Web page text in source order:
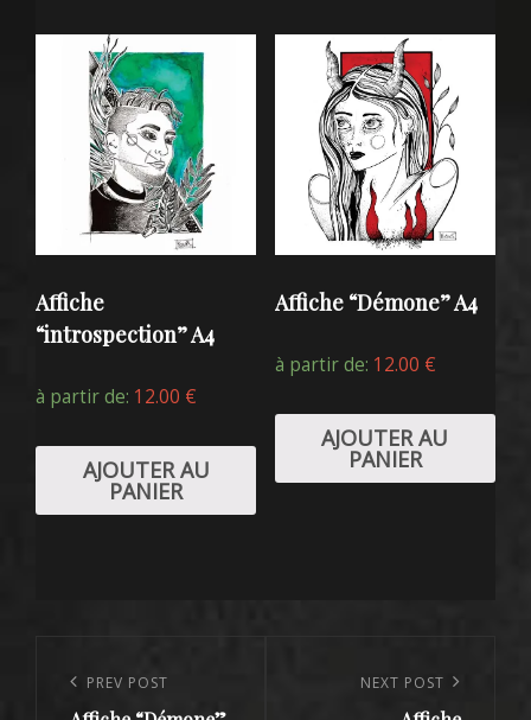
Affiche
“introspection” A4
à partir de: 12.00 €
AJOUTER AU
PANIER
Affiche “Démone” A4
à partir de: 12.00 €
AJOUTER AU
PANIER
Previous
PREV POST NEXT POST